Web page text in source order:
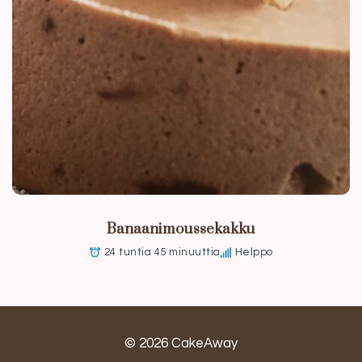
Banaanimoussekakku
24 tuntia 45 minuuttia Helppo
© 2026 CakeAway